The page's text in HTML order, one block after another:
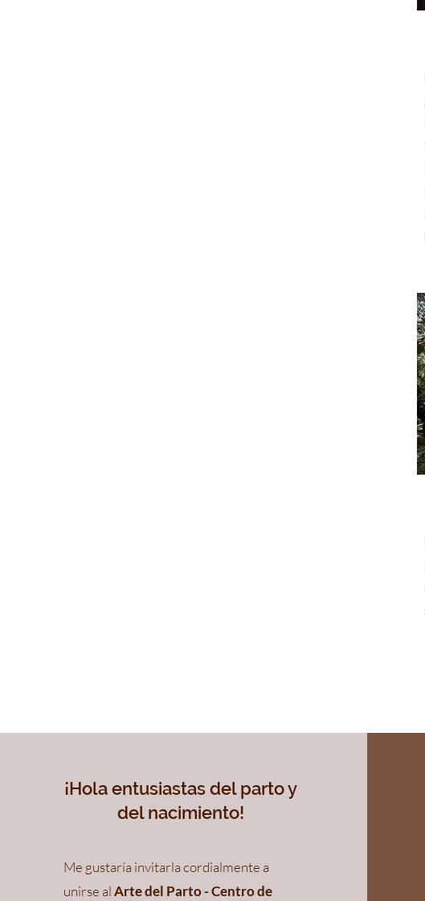
¡Hola entusiastas del parto y
del nacimiento!
Me gustaría invitarla cordialmente a
unirse alArte del Parto - Centro de